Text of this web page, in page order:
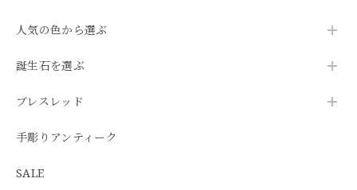
人気の色から選ぶ
誕生石を選ぶ
ブレスレッド
手彫りアンティーク
SALE